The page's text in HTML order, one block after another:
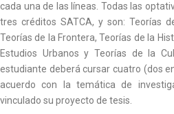
cada una de las líneas. Todas las
tres créditos SATCA, y son: Teorías
Teorías de la Frontera, Teorías de la
Estudios Urbanos y Teorías de la
estudiante deberá cursar cuatro (dos
acuerdo con la temática de
vinculado su proyecto de tesis.